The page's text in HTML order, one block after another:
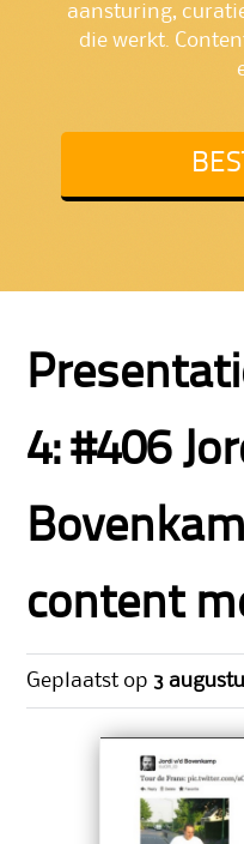
aansturing,
die werkt.
4: #406
content
Geplaatst op 3